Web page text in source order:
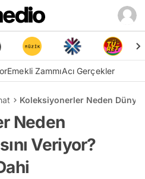
Emekli ZammıAcı Gerçekler
Koleksiyonerler Neden
Neden
Veriyor?